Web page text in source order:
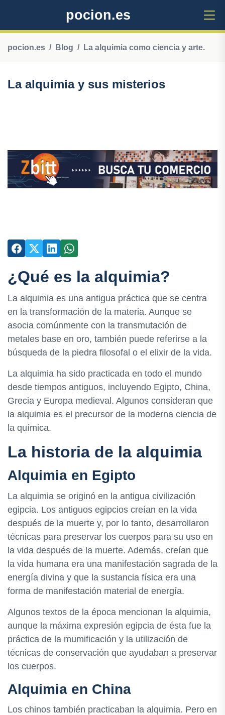
pocion.es
pocion.es Blog La alquimia como ciencia y arte.
La alquimia y sus misterios
¿Qué es la alquimia?
La alquimia es una antigua práctica que se centra
en la transformación de la materia. Aunque se
asocia comúnmente con la transmutación de
metales base en oro, también puede referirse a la
búsqueda de la piedra filosofal o el elixir de la vida.
La alquimia ha sido practicada en todo el mundo
desde tiempos antiguos, incluyendo Egipto, China,
Grecia y Europa medieval. Algunos consideran que
la alquimia es el precursor de la moderna ciencia de
la química.
La historia de la alquimia
Alquimia en Egipto
La alquimia se originó en la antigua civilización
egipcia. Los antiguos egipcios creían en la vida
después de la muerte y, por lo tanto, desarrollaron
técnicas para preservar los cuerpos para su uso en
la vida después de la muerte. Además, creían que
la vida humana era una manifestación sagrada de la
energía divina y que la sustancia física era una
forma de manifestación material de energía.
Algunos textos de la época mencionan la alquimia,
aunque la máxima expresión egipcia de ésta fue la
práctica de la mumificación y la utilización de
técnicas de conservación que ayudaban a preservar
los cuerpos.
Alquimia en China
Los chinos también practicaban la alquimia. Pero en